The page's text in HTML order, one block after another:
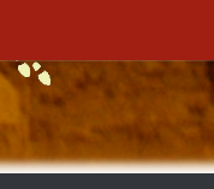
Portal
Udvandrerne.dk
Utvandrerne.no